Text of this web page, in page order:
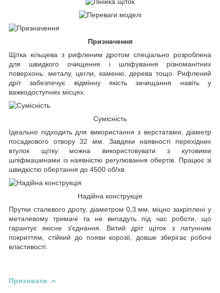
Призначення
Щітка кільцева з рифленим дротом спеціально розроблена
для швидкого очищення і шліфування різноманітних
поверхонь: металу, цегли, каменю, дерева тощо. Рифлений
дріт забезпечує відмінну якість зачищання навіть у
важкодоступних місцях.
Сумісність
Ідеально підходить для використання з верстатами, діаметр
посадкового отвору 32 мм. Завдяки наявності перехідних
втулок щітку можна використовувати з кутовими
шліфмашинами із наявністю регулювання обертів. Працює зі
швидкістю обертання до 4500 об/хв.
Надійна конструкція
Прутки сталевого дроту, діаметром 0,3 мм, міцно закріплені у
металевому тримачі та не випадуть під час роботи, що
гарантує якісне з'єднання. Витий дріт щіток з латунним
покриттям, стійкий до появи корозії, довше зберігає робочі
властивості.
Приховати